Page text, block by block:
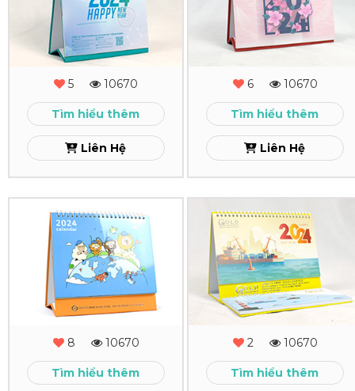
Bàn
Dương
Xem
5 10670
Tìm hiểu thêm
Liên Hệ
Bàn
DSTC
Xem
6 10670
Tìm hiểu thêm
Liên Hệ
Lịch
Bàn
Bank
8 10670
Tìm hiểu thêm
In
Lịch
Để
Bàn
Xem
2 10670
Tìm hiểu thêm